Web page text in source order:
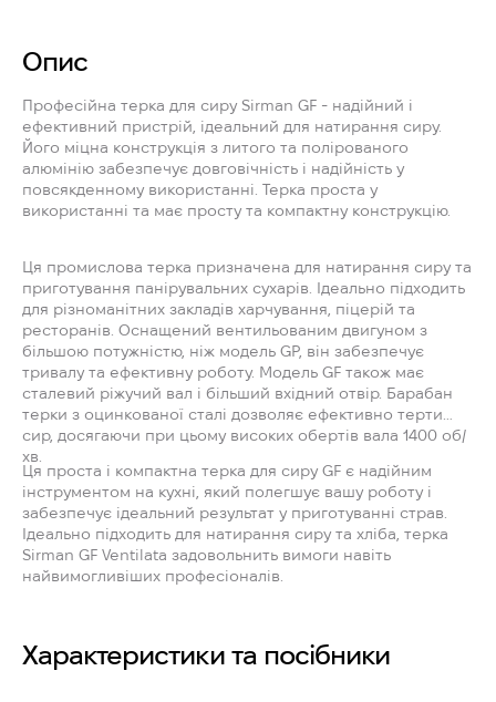
Опис
Професійна терка для сиру Sirman GF - надійний і
ефективний пристрій, ідеальний для натирання сиру.
Його міцна конструкція з литого та полірованого
алюмінію забезпечує довговічність і надійність у
повсякденному використанні. Терка проста у
використанні та має просту та компактну конструкцію.
Ця промислова терка призначена для натирання сиру та
приготування панірувальних сухарів. Ідеально підходить
для різноманітних закладів харчування, піцерій та
ресторанів. Оснащений вентильованим двигуном з
більшою потужністю, ніж модель GP, він забезпечує
тривалу та ефективну роботу. Модель GF також має
сталевий ріжучий вал і більший вхідний отвір. Барабан
терки з оцинкованої сталі дозволяє ефективно терти
сир, досягаючи при цьому високих обертів вала 1400 об/
хв.
Ця проста і компактна терка для сиру GF є надійним
інструментом на кухні, який полегшує вашу роботу і
забезпечує ідеальний результат у приготуванні страв.
Ідеально підходить для натирання сиру та хліба, терка
Sirman GF Ventilata задовольнить вимоги навіть
найвимогливіших професіоналів.
Характеристики та посібники